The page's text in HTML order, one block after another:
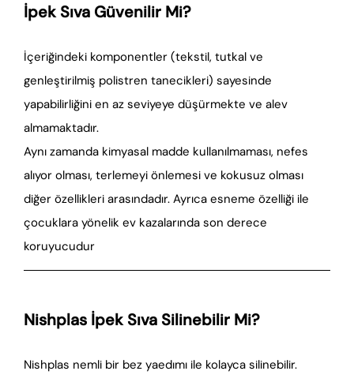
İpek Sıva Güvenilir Mi?
İçeriğindeki komponentler (tekstil, tutkal ve
genleştirilmiş polistren tanecikleri) sayesinde
yapabilirliğini en az seviyeye düşürmekte ve alev
almamaktadır.
Aynı zamanda kimyasal madde kullanılmaması, nefes
alıyor olması, terlemeyi önlemesi ve kokusuz olması
diğer özellikleri arasındadır. Ayrıca esneme özelliği ile
çocuklara yönelik ev kazalarında son derece
koruyucudur
Nishplas İpek Sıva Silinebilir Mi?
Nishplas nemli bir bez yaedımı ile kolayca silinebilir.